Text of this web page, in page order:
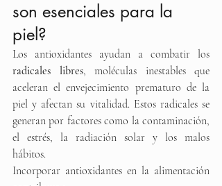
son esenciales para la
piel?
radicales libres, moléculas inestables que
aceleran el envejecimiento prematuro de la
piel y afectan su vitalidad. Estos radicales se
generan por factores como la contaminación,
el estrés, la radiación solar y los malos
hábitos.
Incorporar antioxidantes en la alimentación